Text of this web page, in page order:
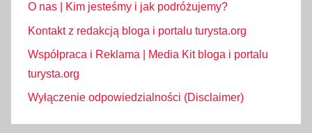
O nas | Kim jesteśmy i jak podróżujemy?
Kontakt z redakcją bloga i portalu turysta.org
Współpraca i Reklama | Media Kit bloga i portalu
turysta.org
Wyłączenie odpowiedzialności (Disclaimer)